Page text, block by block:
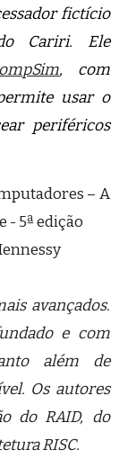
fictício
Cariri. Ele
, com
usar o
periféricos
– A
5ª edição
avançados.
e com
além de
Os autores
do RAID, do
RISC.